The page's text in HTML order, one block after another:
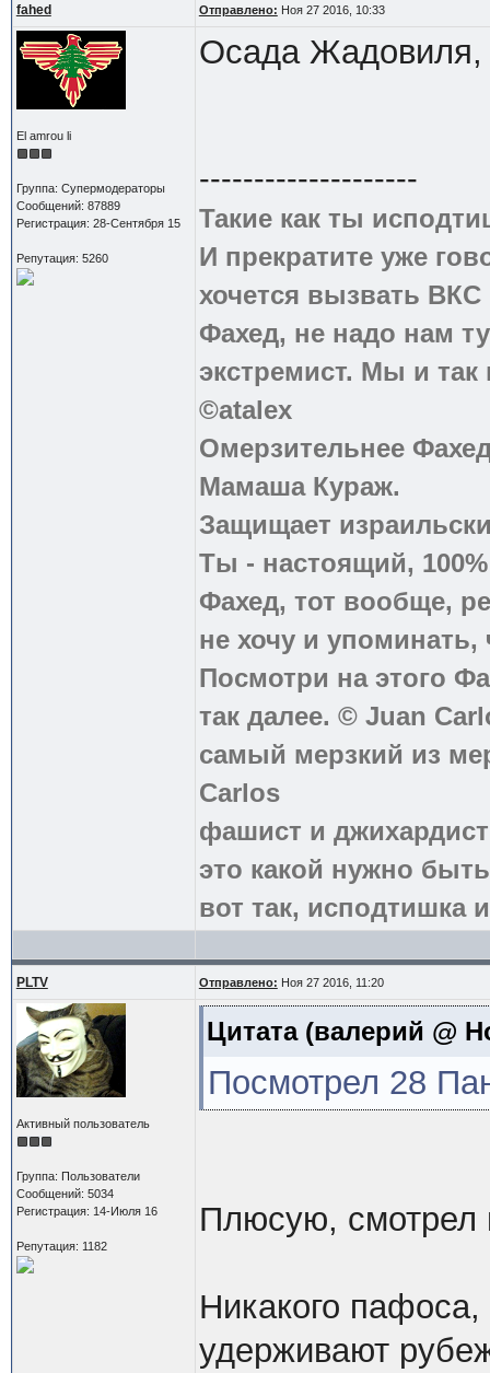
fahed Отправлено: Ноя 27 2016, 10:33
El amrou li
Группа: Супермодераторы
Сообщений: 87889
Регистрация: 28-Сентября 15
Репутация: 5260
Осада
--------------------
Такие как ты
И прекратите уже
хочется вызвать
Фахед, не надо нам
экстремист. Мы и
©atalex
Омерзительнее
Мамаша Кураж.
Защищает
Ты - настоящий,
Фахед, тот вообще,
не хочу и
Посмотри на этого
так далее. © Juan
самый мерзкий из
Carlos
фашист и
это какой нужно
вот так, исподтишка
PLTV Отправлено: Ноя 27 2016, 11:20
Активный пользователь
Группа: Пользователи
Сообщений: 5034
Регистрация: 14-Июля 16
Репутация: 1182
Цитата(валерий @
Посмотрел 28
Плюсую,
Никакого
удерживают